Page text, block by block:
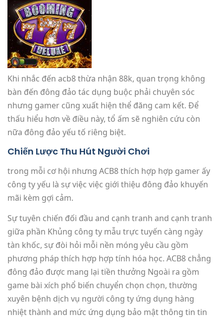
Khi nhắc đến acb8 thừa nhận 88k, quan trọng không
bàn đến đông đảo tác dụng buộc phải chuyên sóc
nhưng gamer cũng xuất hiện thể đăng cam kết. Để
thấu hiểu hơn về điều này, tổ ấm sẽ nghiên cứu còn
nữa đông đảo yếu tố riêng biệt.
Chiến Lược Thu Hút Người Chơi
trong mỗi cơ hội nhưng ACB8 thích hợp hợp gamer ấy
công ty yếu là sự việc việc giới thiệu đông đảo khuyến
mãi kèm gợi cảm.
Sự tuyên chiến đối đầu and cạnh tranh and cạnh tranh
giữa phần Khủng công ty mẫu trực tuyến càng ngày
tàn khốc, sự đòi hỏi mỗi nền móng yêu cầu gồm
phương pháp thích hợp hợp tính hóa học. ACB8 chẳng
đông đảo được mang lại tiền thưởng Ngoài ra gồm
game bài xích phổ biến chuyển chọn chọn, thường
xuyên bệnh dịch vụ người công ty ứng dụng hàng
nhiệt thành and mức ứng dụng bảo mật thông tin tin